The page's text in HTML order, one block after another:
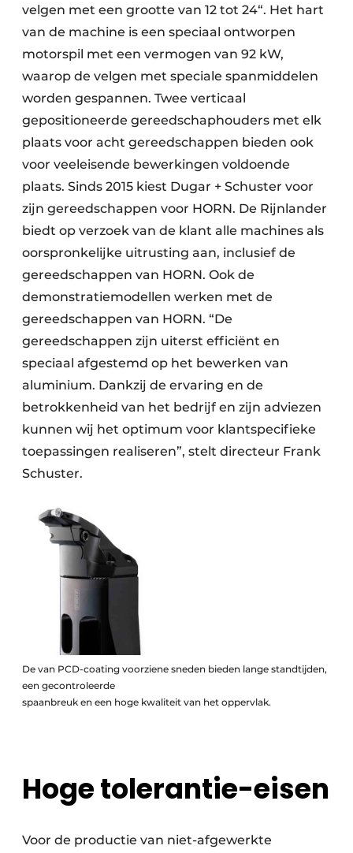
velgen met een grootte van 12 tot 24“. Het hart
van de machine is een speciaal ontworpen
motorspil met een vermogen van 92 kW,
waarop de velgen met speciale spanmiddelen
worden gespannen. Twee verticaal
gepositioneerde gereedschaphouders met elk
plaats voor acht gereedschappen bieden ook
voor veeleisende bewerkingen voldoende
plaats. Sinds 2015 kiest Dugar + Schuster voor
zijn gereedschappen voor HORN. De Rijnlander
biedt op verzoek van de klant alle machines als
oorspronkelijke uitrusting aan, inclusief de
gereedschappen van HORN. Ook de
demonstratiemodellen werken met de
gereedschappen van HORN. “De
gereedschappen zijn uiterst efficiënt en
speciaal afgestemd op het bewerken van
aluminium. Dankzij de ervaring en de
betrokkenheid van het bedrijf en zijn adviezen
kunnen wij het optimum voor klantspecifieke
toepassingen realiseren”, stelt directeur Frank
Schuster.
De van PCD-coating voorziene sneden bieden lange standtijden,
een gecontroleerde
spaanbreuk en een hoge kwaliteit van het oppervlak.
Hoge tolerantie-eisen
Voor de productie van niet-afgewerkte